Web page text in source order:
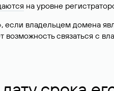
на уровне
владельцем домена
связаться с